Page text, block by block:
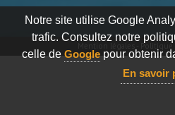
Notre site utilise Google
trafic. Consultez notre
celle de Google pour obtenir
En savoir